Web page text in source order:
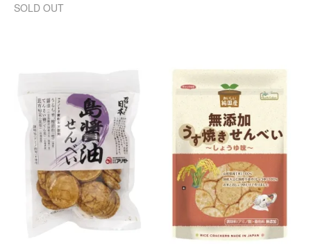
SOLD OUT